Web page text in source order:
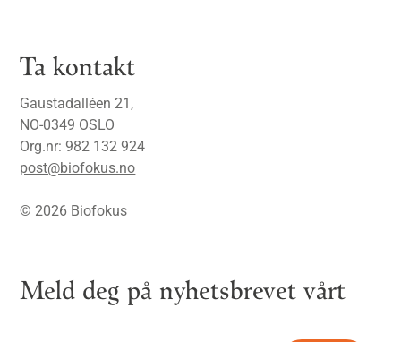
Ta kontakt
Gaustadalléen 21,
NO-0349 OSLO
Org.nr: 982 132 924
post@biofokus.no
© 2026 Biofokus
Meld deg på nyhetsbrevet vårt